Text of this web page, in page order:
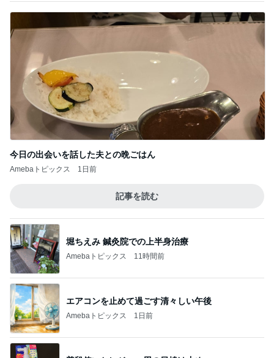
普段使いとレジャー用の日焼け止め
消費に困りペーストにしたバジル
Amebaトピックス
絶対寄るパン屋の一番好きなパン
Amebaトピックス
記事を読む